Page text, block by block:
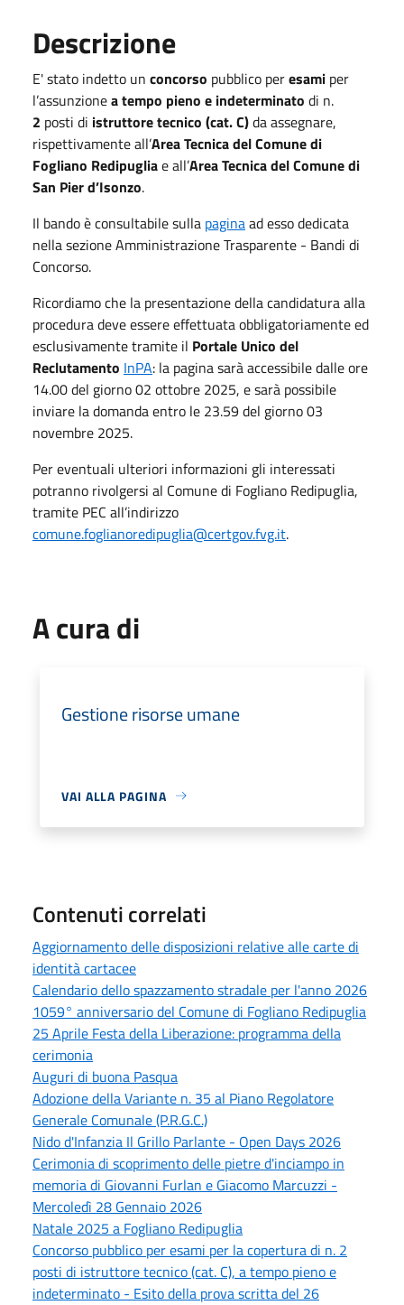
Descrizione
E' stato indetto un concorso pubblico peresami per
l’assunzionea tempo pieno e indeterminato di n.
2 posti di istruttore tecnico (cat. C)da assegnare,
rispettivamente all’Area Tecnica del Comune di
Fogliano Redipugliae all’Area Tecnica del Comune di
San Pier d’Isonzo.
Il bando è consultabile sulla paginaad esso dedicata
nella sezione Amministrazione Trasparente - Bandi di
Concorso.
Ricordiamo che la presentazione della candidatura alla
procedura deve essere effettuata obbligatoriamente ed
esclusivamente tramite il Portale Unico del
Reclutamento InPA: la pagina sarà accessibile dalle ore
14.00 del giorno 02 ottobre 2025, e sarà possibile
inviare la domanda entro le 23.59 del giorno 03
novembre 2025.
Per eventuali ulteriori informazioni gli interessati
potranno rivolgersi al Comune di Fogliano Redipuglia,
tramite PEC all’indirizzo
comune.foglianoredipuglia@certgov.fvg.it.
A cura di
Gestione risorse umane
VAI ALLA PAGINA
Contenuti correlati
Aggiornamento delle disposizioni relative alle carte di
identità cartacee
Calendario dello spazzamento stradale per l'anno 2026
1059° anniversario del Comune di Fogliano Redipuglia
25 Aprile Festa della Liberazione: programma della
cerimonia
Auguri di buona Pasqua
Adozione della Variante n. 35 al Piano Regolatore
Generale Comunale (P.R.G.C.)
Nido d'Infanzia Il Grillo Parlante - Open Days 2026
Cerimonia di scoprimento delle pietre d'inciampo in
memoria di Giovanni Furlan e Giacomo Marcuzzi -
Mercoledì 28 Gennaio 2026
Natale 2025 a Fogliano Redipuglia
Concorso pubblico per esami per la copertura di n. 2
posti di istruttore tecnico (cat. C), a tempo pieno e
indeterminato - Esito della prova scritta del 26